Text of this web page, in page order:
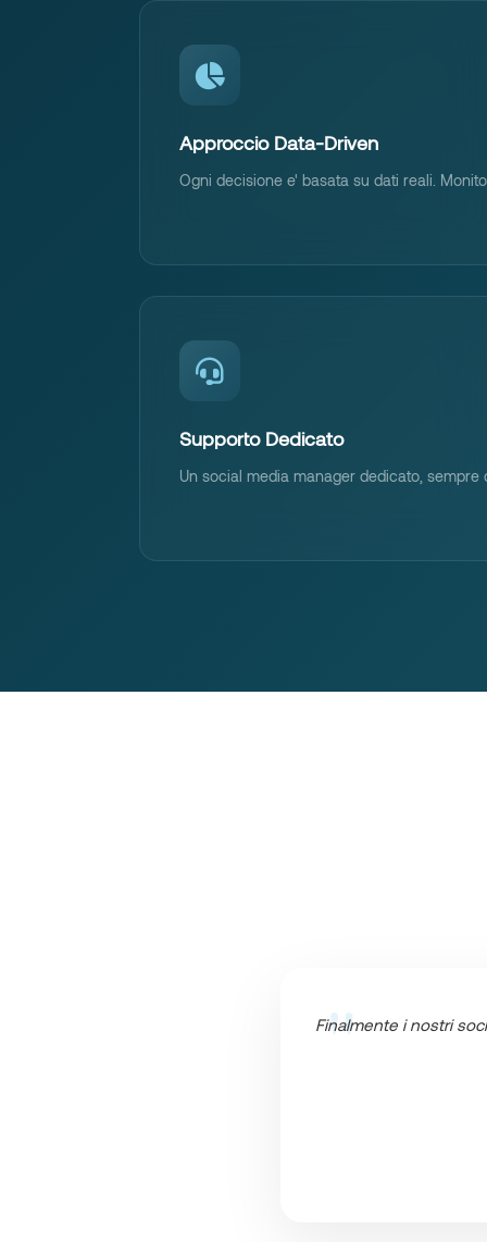
Approccio Data-Driven
Ogni decisione e' basata su dati reali.
Supporto Dedicato
Un social media manager dedicato,
"
Finalmente i nostri